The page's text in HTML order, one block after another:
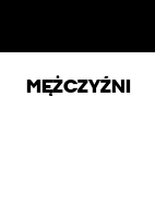
MĘŻCZYŹNI